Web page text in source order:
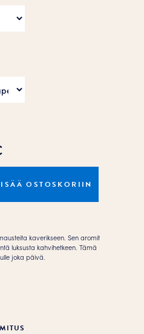
OSTOSKORIIN
kaverikseen. Sen aromit
luksusta kahvihetkeen. Tämä
joka päivä.